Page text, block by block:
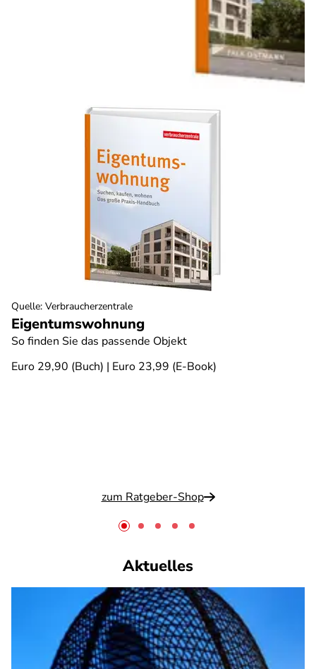
Eigentumswohnung
So finden Sie das passende Objekt
Euro 29,90 (Buch) | Euro 23,99 (E-Book)
zum Ratgeber-Shop
Quelle: Verbraucherzentrale
Aktuelles